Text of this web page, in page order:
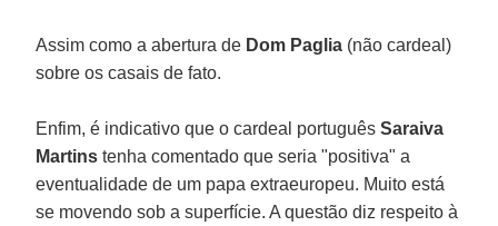
Assim como a abertura de Dom Paglia (não cardeal)
sobre os casais de fato.
Enfim, é indicativo que o cardeal portuguêsSaraiva
Martinstenha comentado que seria "positiva" a
eventualidade de um papa extraeuropeu. Muito está
se movendo sob a superfície. A questão diz respeito à